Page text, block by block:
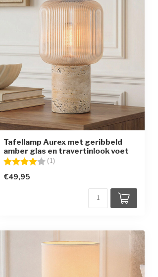
Tafellamp Aurex met geribbeld
amber glas en travertinlook voet
Beoordeling: (1)
€49,95